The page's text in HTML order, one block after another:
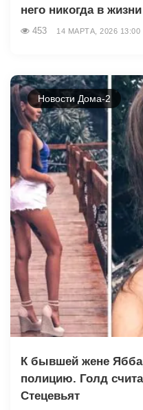
него никогда в
453 14 МАРТА, 2026 13:00
Новости Дома-2
К бывшей жене
полицию. Голд
Стецевьят